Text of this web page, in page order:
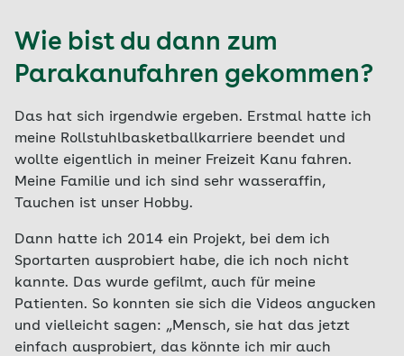
Wie bist du dann zum
Parakanufahren gekommen?
Das hat sich irgendwie ergeben. Erstmal hatte ich
meine Rollstuhlbasketballkarriere beendet und
wollte eigentlich in meiner Freizeit Kanu fahren.
Meine Familie und ich sind sehr wasseraffin,
Tauchen ist unser Hobby.
Dann hatte ich 2014 ein Projekt, bei dem ich
Sportarten ausprobiert habe, die ich noch nicht
kannte. Das wurde gefilmt, auch für meine
Patienten. So konnten sie sich die Videos angucken
und vielleicht sagen: „Mensch, sie hat das jetzt
einfach ausprobiert, das könnte ich mir auch